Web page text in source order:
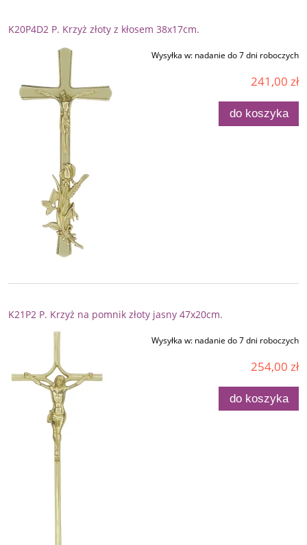
K20P4D2 P. Krzyż złoty z kłosem 38x17cm.
Wysyłka w: nadanie do 7 dni roboczych
241,00 zł
do koszyka
K21P2 P. Krzyż na pomnik złoty jasny 47x20cm.
Wysyłka w: nadanie do 7 dni roboczych
254,00 zł
do koszyka